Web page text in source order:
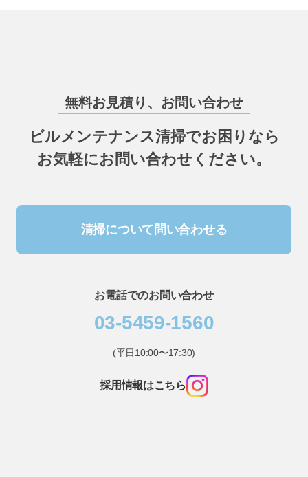
無料お見積り、お問い合わせ
ビルメンテナンス清掃でお困りなら
お気軽にお問い合わせください。
清掃について問い合わせる
お電話でのお問い合わせ
03-5459-1560
(平日10:00〜17:30)
採用情報はこちら